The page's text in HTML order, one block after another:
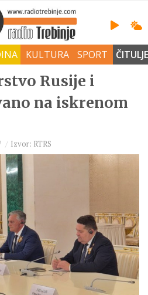
KULTURA SPORT ČITULJE
Rusije i
na iskrenom
Izvor: RTRS